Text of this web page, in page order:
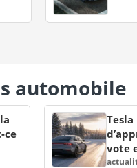
automobile
ce
vote